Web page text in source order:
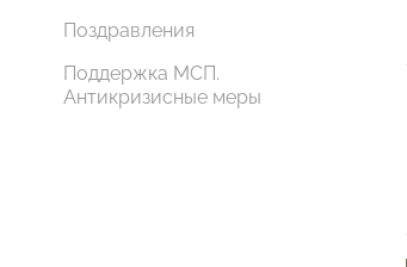
Поздравления
Поддержка МСП.
Антикризисные меры